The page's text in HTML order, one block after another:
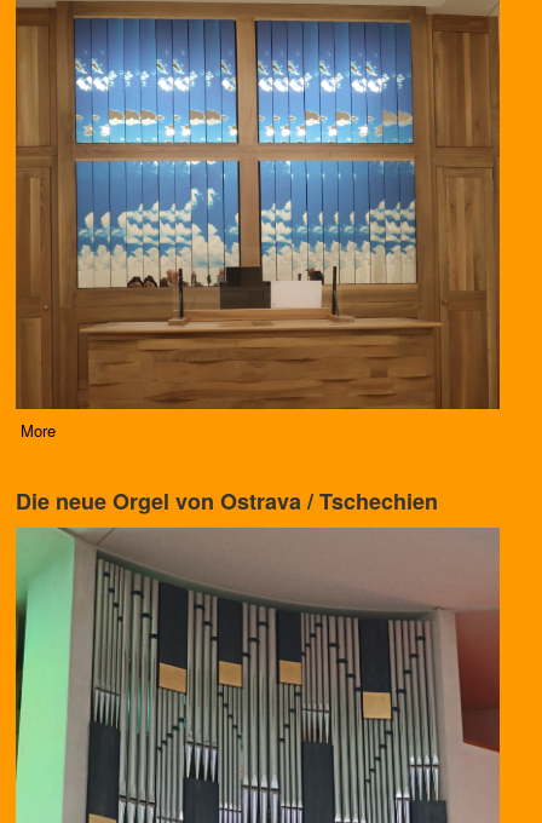
More
Die neue Orgel von Ostrava / Tschechien